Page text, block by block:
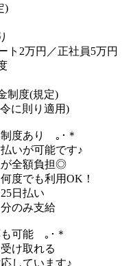
)
ト2万円／正社員5万円
制度(規定)
に則り適用)
度あり ｡･＊
いが可能です♪
が全額負担◎
度でも利用OK！
日払い
のみ支給
可能 ｡･＊
け取れる
しています♪